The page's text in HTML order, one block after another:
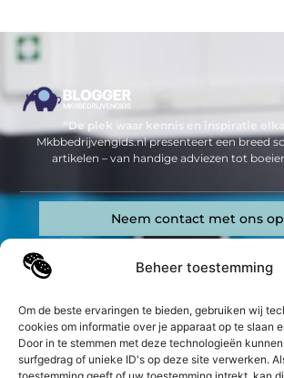
Beheer toestemming
Om de beste ervaringen te bieden, gebruiken wij
cookies om informatie over je apparaat op te slaan
Door in te stemmen met deze technologieën
surfgedrag of unieke ID's op deze site verwerken.
“De plek waar kennis en inspiratie
Mkbbedrijvengids.nl presenteert een breed
artikelen – van handige adviezen tot
Sitelinks
De best gelezen stukken op een rij
Ontdek de voordelen van een PMU
SkinQuip
Bericht categorie
Neem contact met ons op